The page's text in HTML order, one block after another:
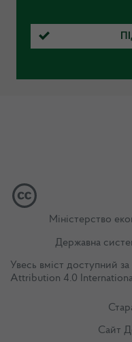
Міністерство
Державна
Увесь вміст доступний за
Attribution 4.0
Сайт